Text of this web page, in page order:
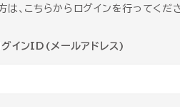
、こちらからログインを行ってくだ
グインID(メールアドレス)